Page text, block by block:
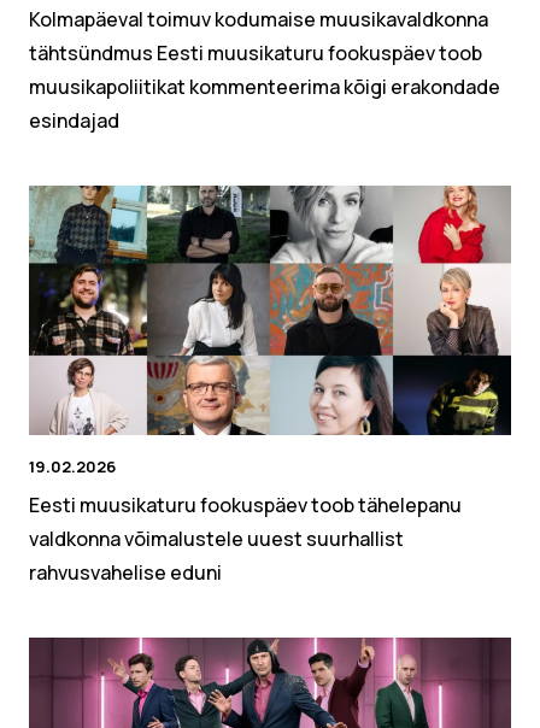
Kolmapäeval toimuv kodumaise muusikavaldkonna
tähtsündmus Eesti muusikaturu fookuspäev toob
muusikapoliitikat kommenteerima kõigi erakondade
esindajad
19.02.2026
Eesti muusikaturu fookuspäev toob tähelepanu
valdkonna võimalustele uuest suurhallist
rahvusvahelise eduni